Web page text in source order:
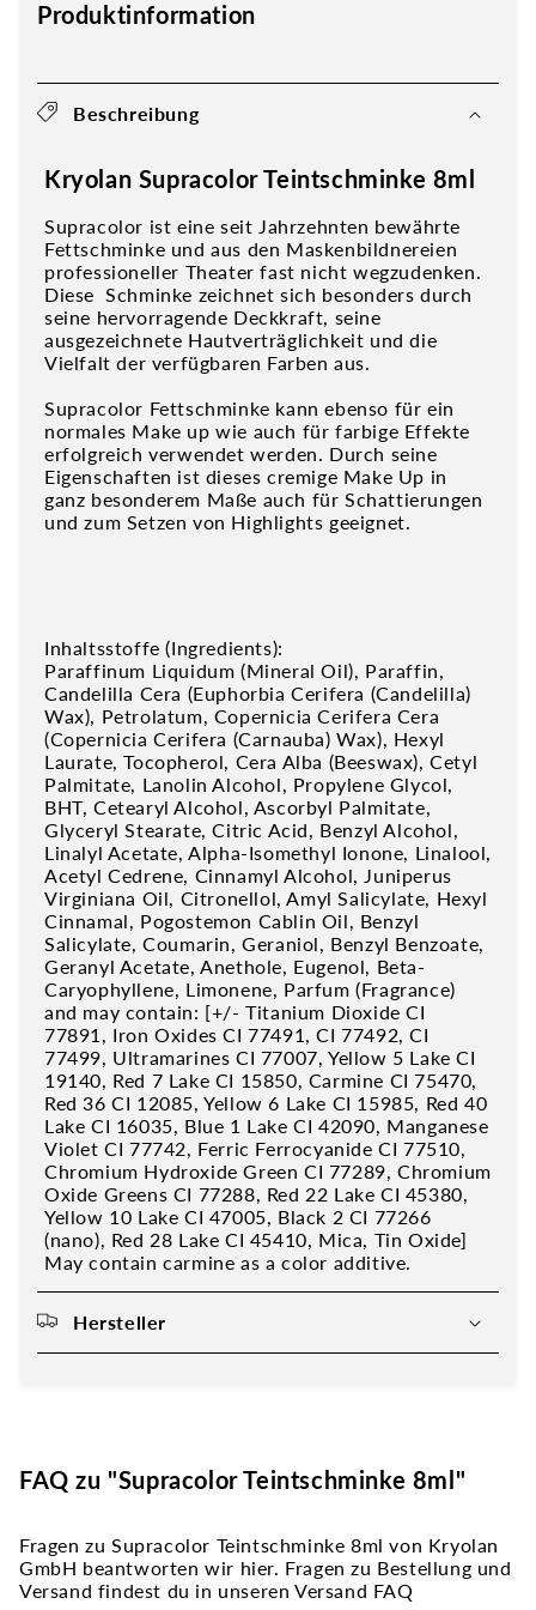
Produktinformation
Beschreibung
Kryolan Supracolor Teintschminke 8ml
Supracolor ist eine seit Jahrzehnten bewährte
Fettschminke und aus den Maskenbildnereien
professioneller Theater fast nicht wegzudenken.
Diese Schminke zeichnet sich besonders durch
seine hervorragende Deckkraft, seine
ausgezeichnete Hautverträglichkeit und die
Vielfalt der verfügbaren Farben aus.
Supracolor Fettschminke kann ebenso für ein
normales Make up wie auch für farbige Effekte
erfolgreich verwendet werden. Durch seine
Eigenschaften ist dieses cremige Make Up in
ganz besonderem Maße auch für Schattierungen
und zum Setzen von Highlights geeignet.
Inhaltsstoffe (Ingredients):
Paraffinum Liquidum (Mineral Oil), Paraffin,
Candelilla Cera (Euphorbia Cerifera (Candelilla)
Wax), Petrolatum, Copernicia Cerifera Cera
(Copernicia Cerifera (Carnauba) Wax), Hexyl
Laurate, Tocopherol, Cera Alba (Beeswax), Cetyl
Palmitate, Lanolin Alcohol, Propylene Glycol,
BHT, Cetearyl Alcohol, Ascorbyl Palmitate,
Glyceryl Stearate, Citric Acid, Benzyl Alcohol,
Linalyl Acetate, Alpha-Isomethyl Ionone, Linalool,
Acetyl Cedrene, Cinnamyl Alcohol, Juniperus
Virginiana Oil, Citronellol, Amyl Salicylate, Hexyl
Cinnamal, Pogostemon Cablin Oil, Benzyl
Salicylate, Coumarin, Geraniol, Benzyl Benzoate,
Geranyl Acetate, Anethole, Eugenol, Beta-
Caryophyllene, Limonene, Parfum (Fragrance)
and may contain: [+/- Titanium Dioxide CI
77891, Iron Oxides CI 77491, CI 77492, CI
77499, Ultramarines CI 77007, Yellow 5 Lake CI
19140, Red 7 Lake CI 15850, Carmine CI 75470,
Red 36 CI 12085, Yellow 6 Lake CI 15985, Red 40
Lake CI 16035, Blue 1 Lake CI 42090, Manganese
Violet CI 77742, Ferric Ferrocyanide CI 77510,
Chromium Hydroxide Green CI 77289, Chromium
Oxide Greens CI 77288, Red 22 Lake CI 45380,
Yellow 10 Lake CI 47005, Black 2 CI 77266
(nano), Red 28 Lake CI 45410, Mica, Tin Oxide]
May contain carmine as a color additive.
Hersteller
FAQ zu "Supracolor Teintschminke 8ml"
Fragen zu Supracolor Teintschminke 8ml von Kryolan
GmbH beantworten wir hier. Fragen zu Bestellung und
Versand findest du in unseren Versand FAQ